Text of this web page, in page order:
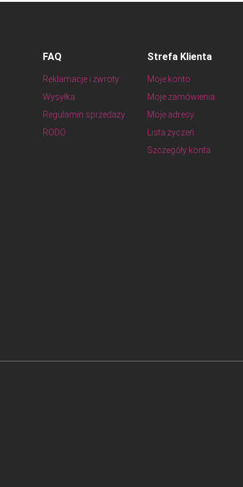
FAQ
Reklamacje i zwroty
Wysyłka
Regulamin sprzedaży
RODO
Strefa Klienta
Moje konto
Moje zamówienia
Moje adresy
Lista życzeń
Szczegóły konta